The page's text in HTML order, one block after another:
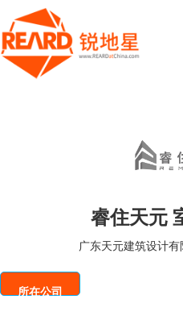
睿住天元
广东天元建筑设计有
所在公司